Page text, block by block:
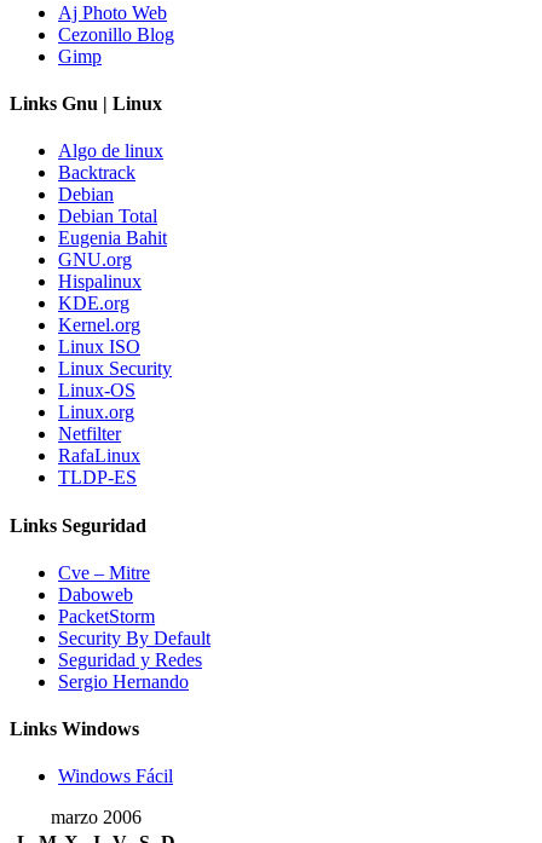
Aj Photo Web
Cezonillo Blog
Gimp
Links Gnu | Linux
Algo de linux
Backtrack
Debian
Debian Total
Eugenia Bahit
GNU.org
Hispalinux
KDE.org
Kernel.org
Linux ISO
Linux Security
Linux-OS
Linux.org
Netfilter
RafaLinux
TLDP-ES
Links Seguridad
Cve – Mitre
Daboweb
PacketStorm
Security By Default
Seguridad y Redes
Sergio Hernando
Links Windows
Windows Fácil
marzo 2006